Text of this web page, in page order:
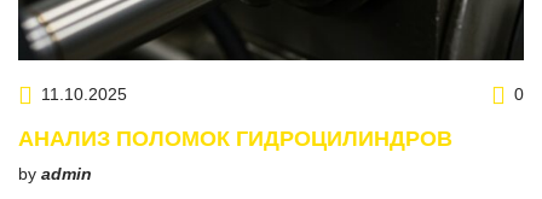
11.10.2025 0
АНАЛИЗ ПОЛОМОК ГИДРОЦИЛИНДРОВ
by admin